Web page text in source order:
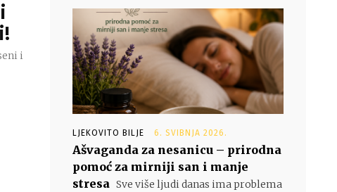
i
LJEKOVITO BILJE 6. SVIBNJA 2026.
Ašvaganda za nesanicu – prirodna
pomoć za mirniji san i manje
stresa Sve više ljudi danas ima problema